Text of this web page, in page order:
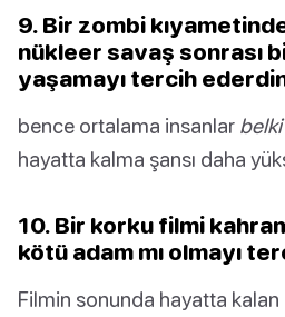
9. Bir zombi
nükleer savaş sonrası
yaşamayı tercih
bence ortalama insanlar belki
hayatta kalma şansı daha
10. Bir korku filmi
kötü adam mı olmayı
Filmin sonunda hayatta kalan